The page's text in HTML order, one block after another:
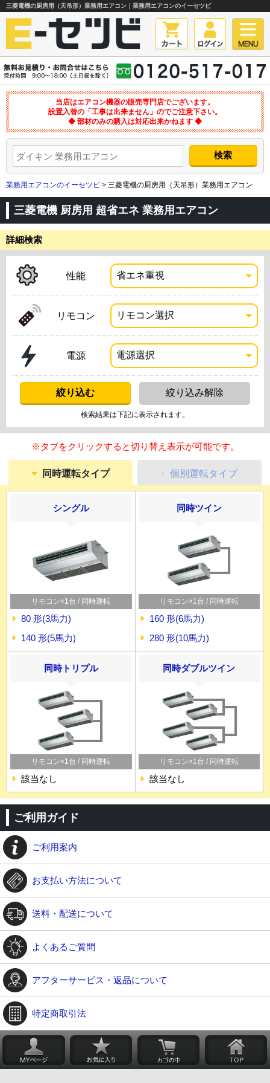
三菱電機の厨房用（天吊形）業務用エアコン｜業務用エアコンのイーセツビ
当店はエアコン機器の販売専門店でございます。
設置入替の「工事は出来ません」のでご注意下さい。
◆ 部材のみの購入は対応出来かねます ◆
業務用エアコンのイーセツビ > 三菱電機の厨房用（天吊形）業務用エアコン
三菱電機 厨房用 超省エネ 業務用エアコン
詳細検索
性能
リモコン
電源
検索結果は下記に表示されます。
※タブをクリックすると切り替え表示が可能です。
同時運転タイプ 個別運転タイプ
シングル
リモコン×1台 / 同時運転
80 形(3馬力)
140 形(5馬力)
同時ツイン
リモコン×1台 / 同時運転
160 形(6馬力)
280 形(10馬力)
同時トリプル
リモコン×1台 / 同時運転
該当なし
同時ダブルツイン
リモコン×1台 / 同時運転
該当なし
ご利用ガイド
ご利用案内
お支払い方法について
送料・配送について
よくあるご質問
アフターサービス・返品について
特定商取引法